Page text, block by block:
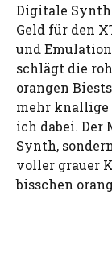
Digitale
Geld für den
und
schlägt die
orangen
mehr knallige
ich dabei.
Synth,
voller grauer
bisschen